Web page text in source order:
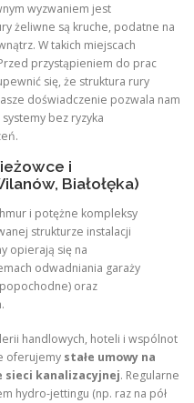
wyzwaniem jest
żeliwne są kruche, podatne na
W takich miejscach
przystąpieniem do prac
się, że struktura rury
doświadczenie pozwala nam
bez ryzyka
i
Białołęka)
i potężne kompleksy
strukturze instalacji
opierają się na
odwadniania garaży
oraz
handlowych, hoteli i wspólnot
oferujemy stałe umowy na
kanalizacyjnej. Regularne
hydro-jettingu (np. raz na pół